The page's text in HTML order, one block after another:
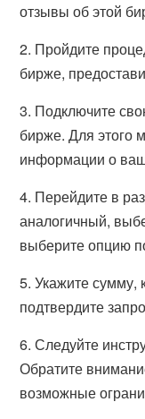
отзывы об этой
2. Пройдите
бирже,
3. Подключите
бирже. Для этого
информации о
4. Перейдите в
аналогичный,
выберите опцию
5. Укажите сумму,
подтвердите
6. Следуйте
Обратите
возможные